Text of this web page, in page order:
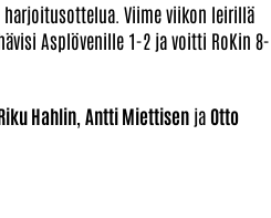
Viime viikon leirillä
Asplövenille 1-2 ja voitti RoKin 8-
Hahlin Antti Miettisen jaOtto